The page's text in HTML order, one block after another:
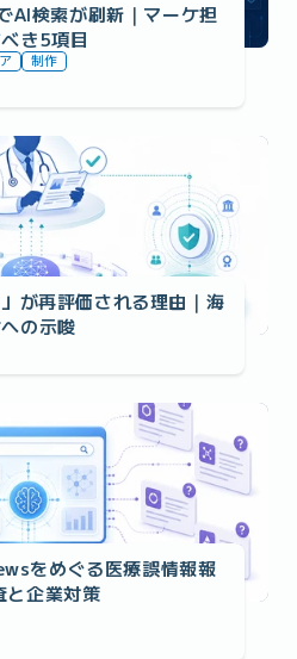
検索が刷新｜マーケ担
き5項目
制作
が再評価される理由｜海
の示唆
をめぐる医療誤情報報
企業対策